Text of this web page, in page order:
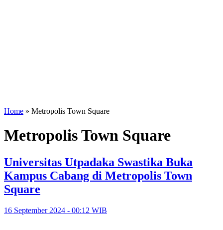
Home » Metropolis Town Square
Metropolis Town Square
Universitas Utpadaka Swastika Buka
Kampus Cabang di Metropolis Town
Square
16 September 2024 - 00:12 WIB